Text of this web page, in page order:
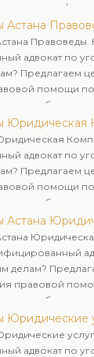
подход к
Астана
адвокат по
Предлагаем
помощи
Индивидуальный
Юридическая
адвокат по
Предлагаем
помощи
Индивидуальный
Астана
делам?
правовой
Индивидуальный
Юридические
адвокат по